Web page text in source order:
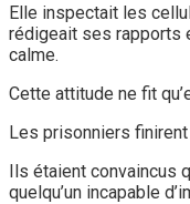
Elle inspectait les
rédigeait ses rapports
calme.
Cette attitude ne fit
Les prisonniers finirent
Ils étaient convaincus
quelqu’un incapable